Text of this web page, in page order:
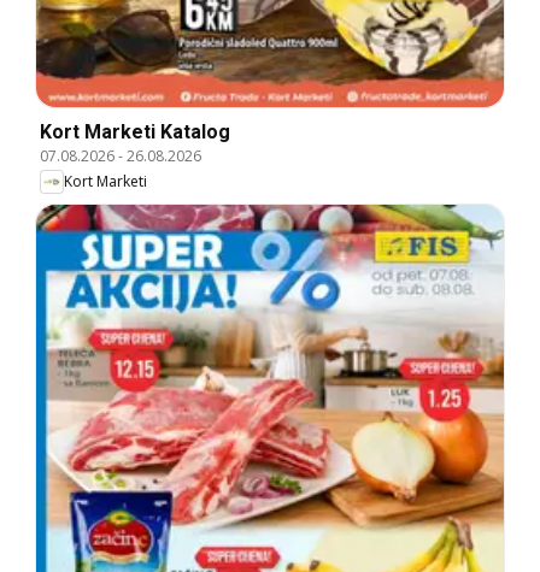
Kort Marketi Katalog
07.08.2026-26.08.2026
Kort Marketi